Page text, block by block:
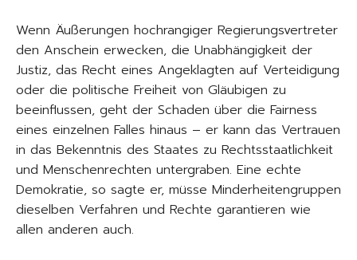
Wenn Äußerungen hochrangiger Regierungsvertreter
den Anschein erwecken, die Unabhängigkeit der
Justiz, das Recht eines Angeklagten auf Verteidigung
oder die politische Freiheit von Gläubigen zu
beeinflussen, geht der Schaden über die Fairness
eines einzelnen Falles hinaus – er kann das Vertrauen
in das Bekenntnis des Staates zu Rechtsstaatlichkeit
und Menschenrechten untergraben. Eine echte
Demokratie, so sagte er, müsse Minderheitengruppen
dieselben Verfahren und Rechte garantieren wie
allen anderen auch.